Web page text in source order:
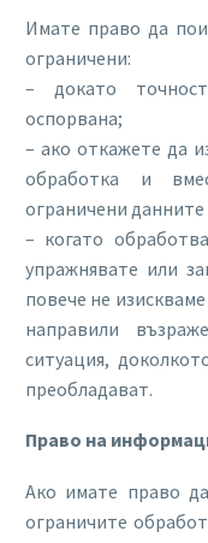
Имате право да
ограничени:
– докато
оспорвана;
– ако откажете да
обработка и
ограничени
– когато
упражнявате или
повече не
направили
ситуация,
преобладават.
Право на
Ако имате право
ограничите